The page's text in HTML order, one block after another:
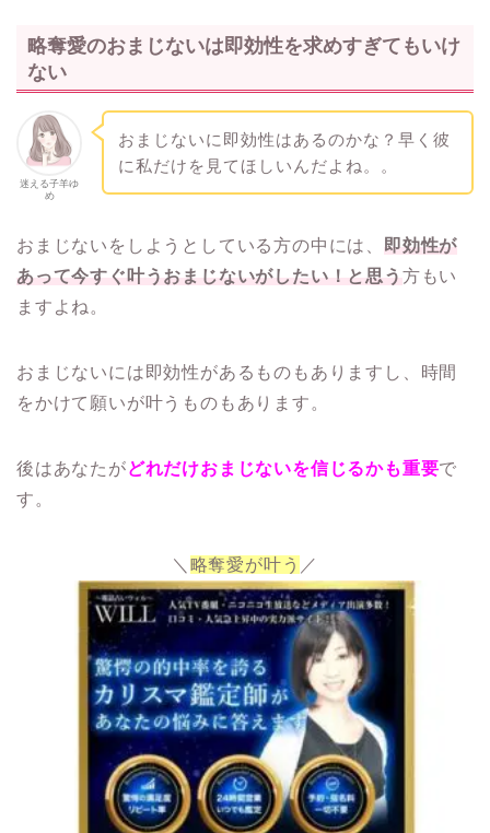
略奪愛のおまじないは即効性を求めすぎてもいけ
ない
迷える子羊ゆ
め
おまじないに即効性はあるのかな？早く彼
に私だけを見てほしいんだよね。。
おまじないをしようとしている方の中には、 即効性が
あって今すぐ叶うおまじないがしたい！と思う 方もい
ますよね。
おまじないには即効性があるものもありますし、時間
をかけて願いが叶うものもあります。
後はあなたがどれだけおまじないを信じるかも重要で
す。
＼ 略奪愛が叶う ／